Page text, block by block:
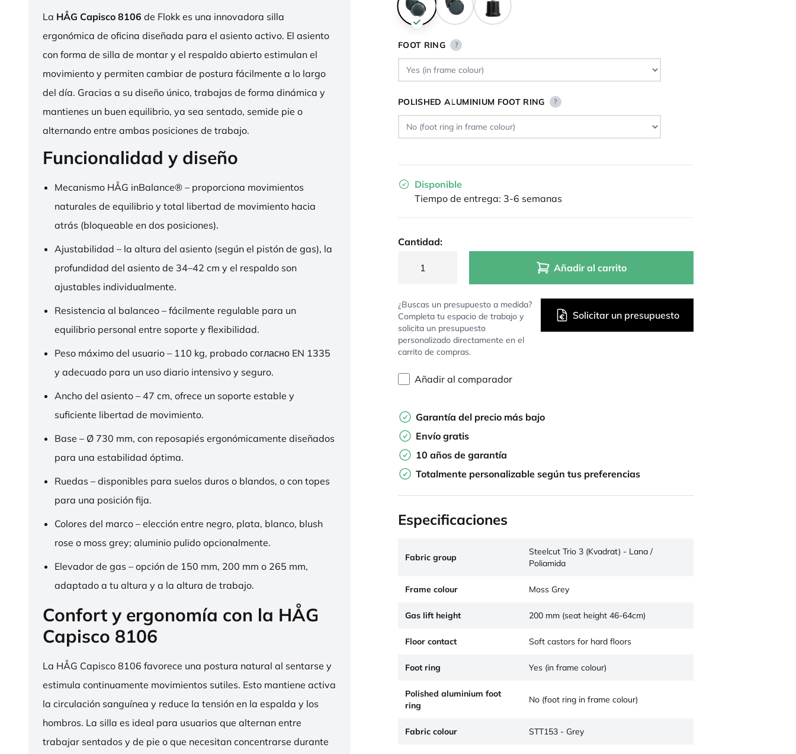
La HÅG Capisco 8106 de Flokk es una innovadora silla
ergonómica de oficina diseñada para el asiento activo. El asiento
con forma de silla de montar y el respaldo abierto estimulan el
movimiento y permiten cambiar de postura fácilmente a lo largo
del día. Gracias a su diseño único, trabajas de forma dinámica y
mantienes un buen equilibrio, ya sea sentado, semide pie o
alternando entre ambas posiciones de trabajo.
Funcionalidad y diseño
Mecanismo HÅG inBalance® – proporciona movimientos
naturales de equilibrio y total libertad de movimiento hacia
atrás (bloqueable en dos posiciones).
Ajustabilidad – la altura del asiento (según el pistón de gas), la
profundidad del asiento de 34–42 cm y el respaldo son
ajustables individualmente.
Resistencia al balanceo – fácilmente regulable para un
equilibrio personal entre soporte y flexibilidad.
Peso máximo del usuario – 110 kg, probado согласно EN 1335
y adecuado para un uso diario intensivo y seguro.
Ancho del asiento – 47 cm, ofrece un soporte estable y
suficiente libertad de movimiento.
Base – Ø 730 mm, con reposapiés ergonómicamente diseñados
para una estabilidad óptima.
Ruedas – disponibles para suelos duros o blandos, o con topes
para una posición fija.
Colores del marco – elección entre negro, plata, blanco, blush
rose o moss grey; aluminio pulido opcionalmente.
Elevador de gas – opción de 150 mm, 200 mm o 265 mm,
adaptado a tu altura y a la altura de trabajo.
Confort y ergonomía con la HÅG
Capisco 8106
La HÅG Capisco 8106 favorece una postura natural al sentarse y
estimula continuamente movimientos sutiles. Esto mantiene activa
la circulación sanguínea y reduce la tensión en la espalda y los
hombros. La silla es ideal para usuarios que alternan entre
trabajar sentados y de pie o que necesitan concentrarse durante
FOOT RING ?
POLISHED ALUMINIUM FOOT RING ?
Disponible
Tiempo de entrega: 3-6 semanas
Cantidad:
Añadir al carrito
¿Buscas un presupuesto a medida?
Completa tu espacio de trabajo y
solicita un presupuesto
personalizado directamente en el
carrito de compras.
Solicitar un presupuesto
Añadir al comparador
Garantía del precio más bajo
Envío gratis
10 años de garantía
Totalmente personalizable según tus preferencias
Especificaciones
Fabric group
Steelcut Trio 3 (Kvadrat) - Lana /
Poliamida
Frame colour Moss Grey
Gas lift height 200 mm (seat height 46-64cm)
Floor contact Soft castors for hard floors
Foot ring Yes (in frame colour)
Polished aluminium foot
ring
No (foot ring in frame colour)
Fabric colour STT153 - Grey